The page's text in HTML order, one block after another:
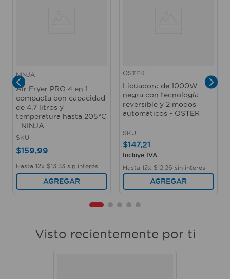
NINJA
Air Fryer PRO 4 en 1
compacta con capacidad
de 4.7 litros y
temperatura hasta 205°C
- NINJA
SKU:
$159,99
Hasta 12x $13 33 sin interés
AGREGAR
OSTER
Licuadora de 1000W
negra con tecnología
reversible y 2 modos
automáticos - OSTER
SKU:
$147,21
Incluye IVA
Hasta 12x $12 26 sin interés
AGREGAR
Visto recientemente por ti